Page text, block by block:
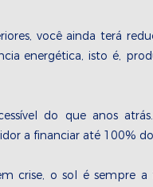
você ainda terá
energética, isto é,
do que anos
a financiar até 100%
crise, o sol é sempre a